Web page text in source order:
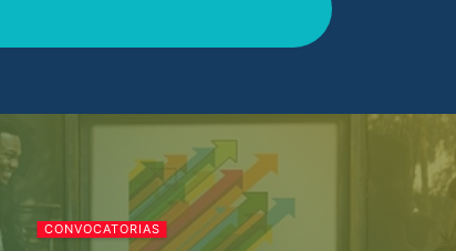
CONVOCATORIAS